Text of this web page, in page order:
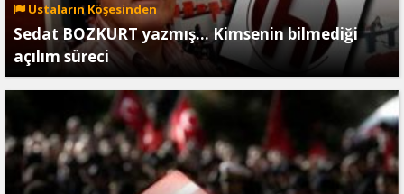
Ustaların Köşesinden
Sedat BOZKURT yazmış… Kimsenin bilmediği
açılım süreci